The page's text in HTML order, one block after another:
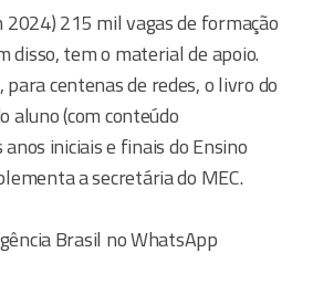
2024) 215 mil vagas de formação
disso, tem o material de apoio.
centenas de redes, o livro do
aluno (com conteúdo
iniciais e finais do Ensino
a secretária do MEC.
Brasil no WhatsApp